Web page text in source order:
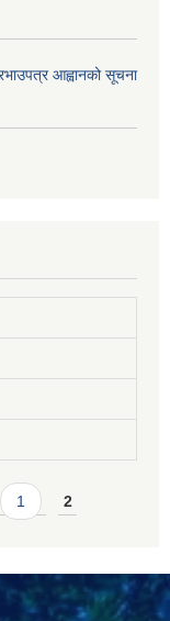
आह्वानको सूचना
1 2